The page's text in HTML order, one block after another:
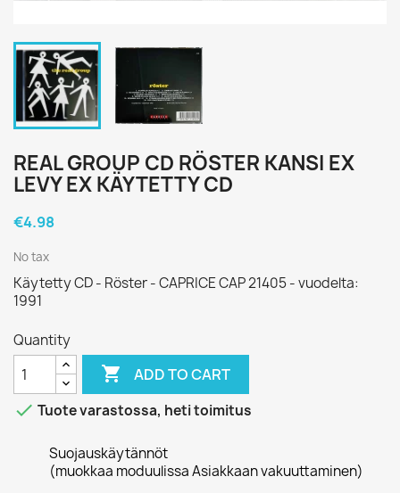
REAL GROUP CD RÖSTER KANSI EX
LEVY EX KÄYTETTY CD
€4.98
No tax
Käytetty CD - Röster - CAPRICE CAP 21405 - vuodelta:
1991
Quantity
 ADD TO CART
 Tuote varastossa, heti toimitus
Suojauskäytännöt
(muokkaa moduulissa Asiakkaan vakuuttaminen)